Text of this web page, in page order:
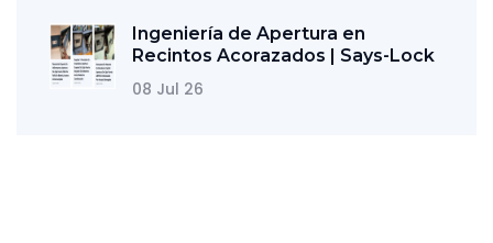
Ingeniería de Apertura en
Recintos Acorazados | Says-Lock
08 Jul 26